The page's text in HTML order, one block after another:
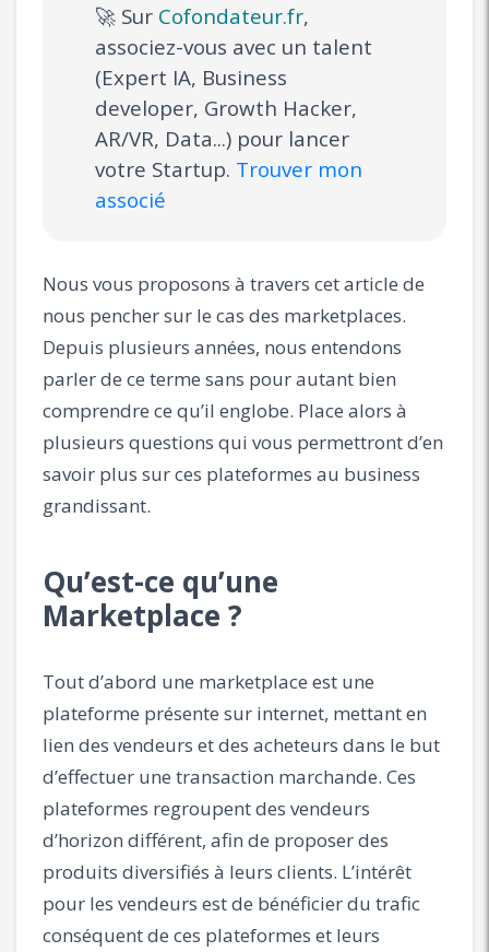
🚀 Sur Cofondateur.fr,
associez-vous avec un talent
(Expert IA, Business
developer, Growth Hacker,
AR/VR, Data...) pour lancer
votre Startup. Trouver mon
associé
Nous vous proposons à travers cet article de
nous pencher sur le cas des marketplaces.
Depuis plusieurs années, nous entendons
parler de ce terme sans pour autant bien
comprendre ce qu’il englobe. Place alors à
plusieurs questions qui vous permettront d’en
savoir plus sur ces plateformes au business
grandissant.
Qu’est-ce qu’une
Marketplace ?
Tout d’abord une marketplace est une
plateforme présente sur internet, mettant en
lien des vendeurs et des acheteurs dans le but
d’effectuer une transaction marchande. Ces
plateformes regroupent des vendeurs
d’horizon différent, afin de proposer des
produits diversifiés à leurs clients. L’intérêt
pour les vendeurs est de bénéficier du trafic
conséquent de ces plateformes et leurs